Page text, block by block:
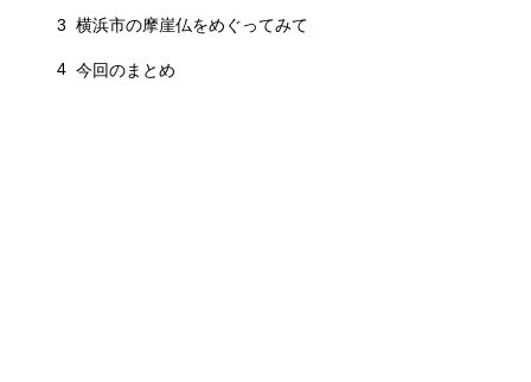
3 横浜市の摩崖仏をめぐってみて
4 今回のまとめ